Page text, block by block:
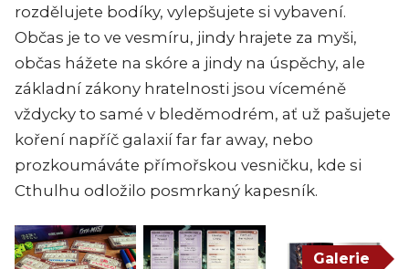
rozdělujete bodíky, vylepšujete si vybavení.
Občas je to ve vesmíru, jindy hrajete za myši,
občas hážete na skóre a jindy na úspěchy, ale
základní zákony hratelnosti jsou víceméně
vždycky to samé v bleděmodrém, ať už pašujete
koření napříč galaxií far far away, nebo
prozkoumáváte přímořskou vesničku, kde si
Cthulhu odložilo posmrkaný kapesník.
Galerie